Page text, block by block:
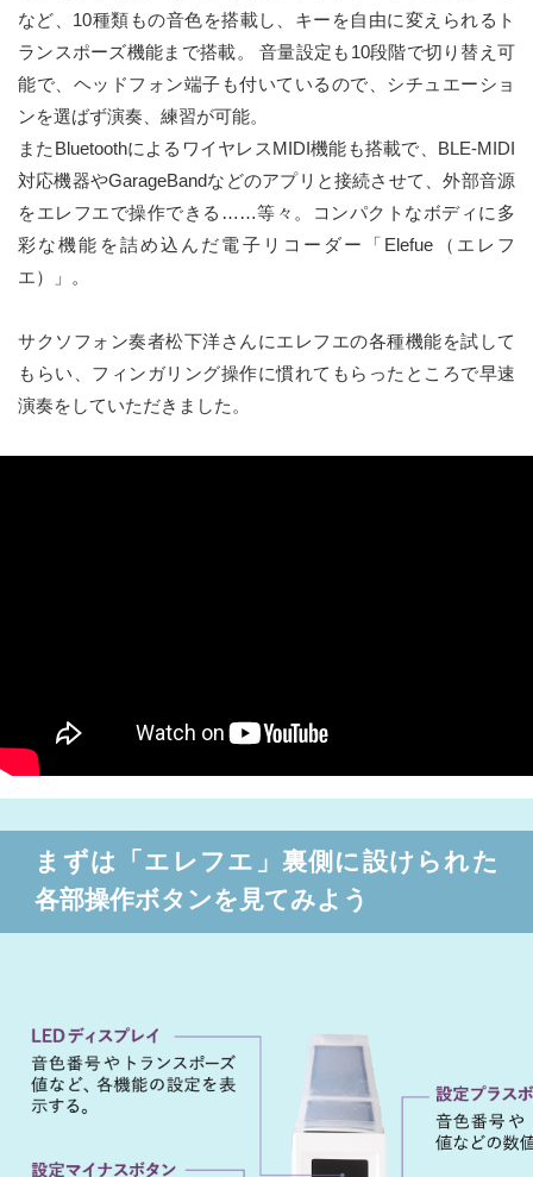
など、10種類もの音色を搭載し、キーを自由に変えられるト
ランスポーズ機能まで搭載。 音量設定も10段階で切り替え可
能で、ヘッドフォン端子も付いているので、シチュエーショ
ンを選ばず演奏、練習が可能。
またBluetoothによるワイヤレスMIDI機能も搭載で、BLE-MIDI
対応機器やGarageBandなどのアプリと接続させて、外部音源
をエレフエで操作できる……等々。コンパクトなボディに多
彩な機能を詰め込んだ電子リコーダー「Elefue（エレフ
エ）」。
サクソフォン奏者松下洋さんにエレフエの各種機能を試して
もらい、フィンガリング操作に慣れてもらったところで早速
演奏をしていただきました。
まずは「エレフエ」裏側に設けられた
各部操作ボタンを見てみよう